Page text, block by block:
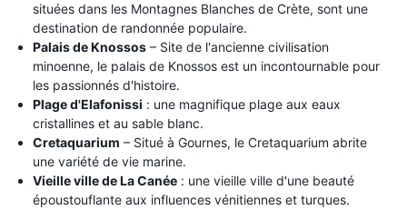
situées dans les Montagnes Blanches de Crète, sont une
destination de randonnée populaire.
Palais de Knossos – Site de l'ancienne civilisation
minoenne, le palais de Knossos est un incontournable pour
les passionnés d'histoire.
Plage d'Elafonissi : une magnifique plage aux eaux
cristallines et au sable blanc.
Cretaquarium – Situé à Gournes, le Cretaquarium abrite
une variété de vie marine.
Vieille ville de La Canée : une vieille ville d'une beauté
époustouflante aux influences vénitiennes et turques.